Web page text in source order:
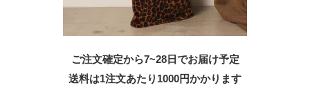
ご注文確定から7~28日でお届け予定
送料は1注文あたり 1000円かかります